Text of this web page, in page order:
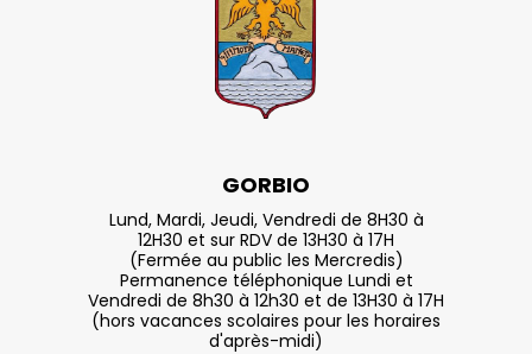
GORBIO
Lund, Mardi, Jeudi, Vendredi de 8H30 à
12H30 et sur RDV de 13H30 à 17H
(Fermée au public les Mercredis)
Permanence téléphonique Lundi et
Vendredi de 8h30 à 12h30 et de 13H30 à 17H
(hors vacances scolaires pour les horaires
d'après-midi)